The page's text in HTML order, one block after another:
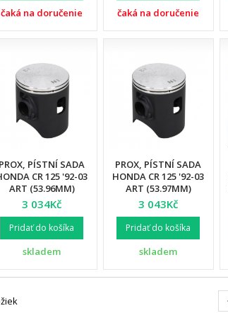
čaká na doručenie čaká na doručenie
PROX, PÍSTNÍ SADA
CR 125 '92-03
ART (53.96MM)
3 034Kč
Pridať do košíka
skladem
PROX, PÍSTNÍ SADA
HONDA CR 125 '92-03
ART (53.97MM)
3 043Kč
Pridať do košíka
skladem